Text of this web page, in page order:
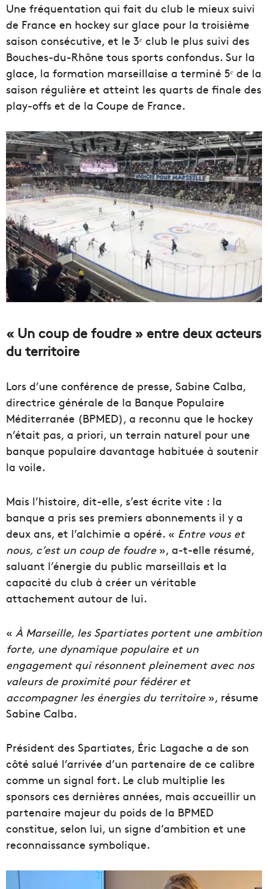
Une fréquentation qui fait du club le mieux suivi
de France en hockey sur glace pour la troisième
saison consécutive, et le 3ᵉ club le plus suivi des
Bouches-du-Rhône tous sports confondus. Sur la
glace, la formation marseillaise a terminé 5ᵉ de la
saison régulière et atteint les quarts de finale des
play-offs et de la Coupe de France.
« Un coup de foudre » entre deux acteurs
du territoire
Lors d’une conférence de presse, Sabine Calba,
directrice générale de la Banque Populaire
Méditerranée (BPMED), a reconnu que le hockey
n’était pas, a priori, un terrain naturel pour une
banque populaire davantage habituée à soutenir
la voile.
Mais l’histoire, dit-elle, s’est écrite vite : la
banque a pris ses premiers abonnements il y a
deux ans, et l’alchimie a opéré. « Entre vous et
nous, c’est un coup de foudre», a-t-elle résumé,
saluant l’énergie du public marseillais et la
capacité du club à créer un véritable
attachement autour de lui.
« À Marseille, les Spartiates portent une ambition
forte, une dynamique populaire et un
engagement qui résonnent pleinement avec nos
valeurs de proximité pour fédérer et
accompagner les énergies du territoire», résume
Sabine Calba.
Président des Spartiates, Éric Lagache a de son
côté salué l’arrivée d’un partenaire de ce calibre
comme un signal fort. Le club multiplie les
sponsors ces dernières années, mais accueillir un
partenaire majeur du poids de la BPMED
constitue, selon lui, un signe d’ambition et une
reconnaissance symbolique.